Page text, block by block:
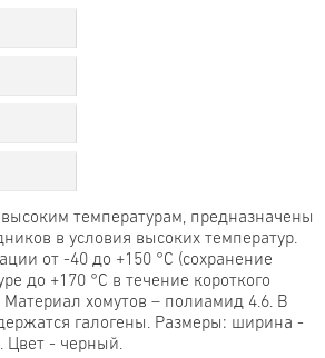
температурам, предназначены
в условия высоких температур.
от -40 до +150 °С (сохранение
до +170 °С в течение короткого
хомутов – полиамид 4.6. В
галогены. Размеры: ширина -
Цвет - черный.